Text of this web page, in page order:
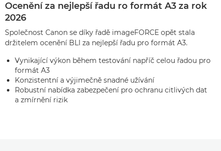
Ocenění za nejlepší řadu ro formát A3 za rok
2026
Společnost Canon se díky řadě imageFORCE opět stala
držitelem ocenění BLI za nejlepší řadu pro formát A3.
Vynikající výkon během testování napříč celou řadou pro
formát A3
Konzistentní a výjimečně snadné užívání
Robustní nabídka zabezpečení pro ochranu citlivých dat
a zmírnění rizik